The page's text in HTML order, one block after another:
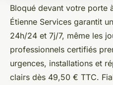
Bloqué devant votre porte
Étienne Services garantit
24h/24 et 7j/7, même les
professionnels certifiés
urgences, installations et
clairs dès 49,50 € TTC.